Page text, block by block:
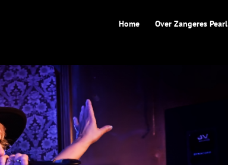
Home Over Zangeres Pearl